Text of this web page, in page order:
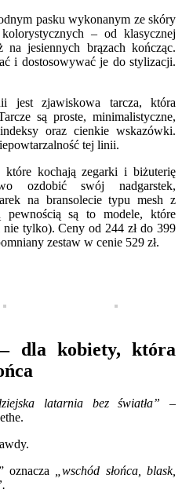
pasku wykonanym ze skóry
– od klasycznej
jesiennych brązach kończąc.
i dostosowywać je do stylizacji.
jest zjawiskowa tarcza, która
są proste, minimalistyczne,
oraz cienkie wskazówki.
tej linii.
kochają zegarki i biżuterię
ozdobić swój nadgarstek,
na bransolecie typu mesh z
pewnością są to modele, które
nie tylko). Ceny od 244 zł do 399
zestaw w cenie 529 zł.
dla kobiety, która
latarnia bez światła” –
oznacza „wschód słońca, blask,